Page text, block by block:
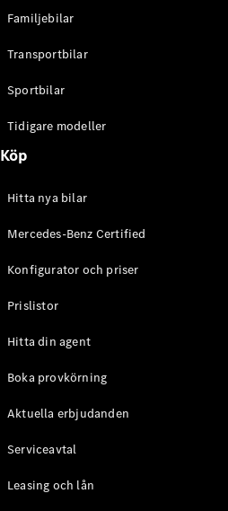
Familjebilar
Transportbilar
Sportbilar
Tidigare modeller
Köp
Hitta nya bilar
Mercedes-Benz Certified
Konfigurator och priser
Prislistor
Hitta din agent
Boka provkörning
Aktuella erbjudanden
Serviceavtal
Leasing och lån